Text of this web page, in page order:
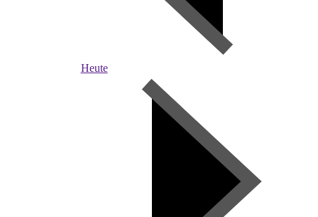
Heute